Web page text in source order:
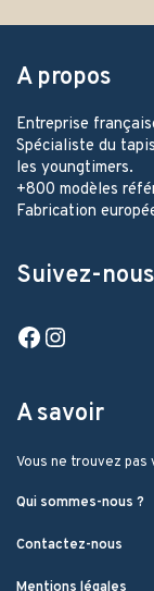
A propos
Entreprise
Spécialiste du
les youngtimers.
+800 modèles
Fabrication
Suivez-
Facebook
A savoir
Vous ne trouvez pas
Qui sommes-nous ?
Contactez-nous